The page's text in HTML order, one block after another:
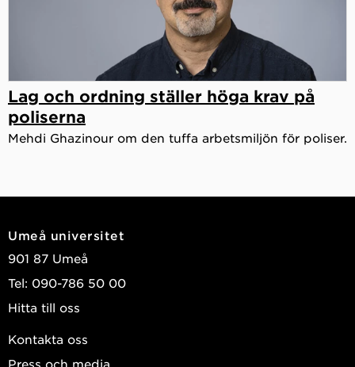
Lag och ordning ställer höga krav på
poliserna
Mehdi Ghazinour om den tuffa arbetsmiljön för poliser.
Umeå universitet
901 87 Umeå
Tel: 090-786 50 00
Hitta till oss
Kontakta oss
Press och media